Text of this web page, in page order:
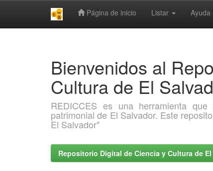
Página de inicio Listar Ayuda
Bienvenidos al
Cultura de El
REDICCES es una herramienta
patrimonial de El Salvador. Este
El Salvador"
Repositorio Digital de Ciencia y Cultura de El